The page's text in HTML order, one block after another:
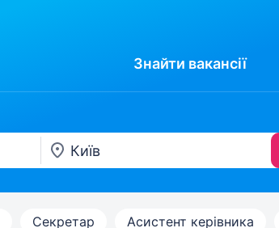
Знайти вакансії
Секретар Асистент керівника